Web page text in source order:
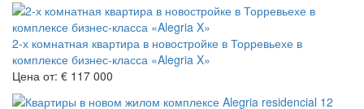
2-х комнатная квартира в новостройке в Торревьехе в
комплексе бизнес-класса «Alegria X»
Цена от: € 117 000